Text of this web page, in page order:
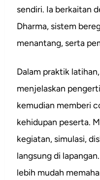
sendiri. Ia berkaitan
Dharma, sistem
menantang, serta
Dalam praktik
menjelaskan
kemudian memberi
kehidupan peserta.
kegiatan, simulasi,
langsung di
lebih mudah